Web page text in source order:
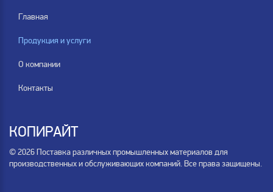
Главная
Продукция и услуги
О компании
Контакты
КОПИРАЙТ
© 2026 Поставка различных промышленных материалов для
производственных и обслуживающих компаний. Все права защищены.